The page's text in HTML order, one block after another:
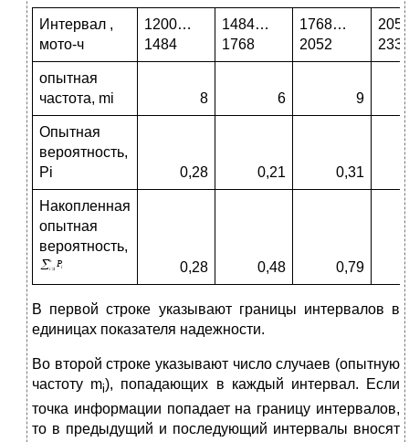
Интервал ,
мото-ч
1200…
1484
1484…
1768
1768…
2052
опытная
частота, mi
8 6 9
Опытная
вероятность,
Pi
0,28 0,21 0,31
Накопленная
опытная
вероятность,
0,28
0,48 0,79
В первой строке указывают границы интервалов в
единицах показателя надежности.
Во второй строке указывают число случаев (опытную
частоту mi), попадающих в каждый интервал. Если
точка информации попадает на границу интервалов,
то в предыдущий и последующий интервалы вносят